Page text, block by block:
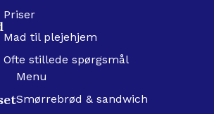
Priser
Mad til plejehjem
Ofte stillede spørgsmål
Menu
Smørrebrød & sandwich